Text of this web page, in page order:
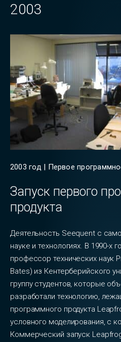
2003
2003 год | Первое
Запуск первого
продукта
Деятельность Seequent с
науке и технологиях. В 1990-х
профессор технических наук
Bates) из Кентерберийского
группу студентов, которые
разработали технологию,
программного продукта
условного моделирования, с
Коммерческий запуск